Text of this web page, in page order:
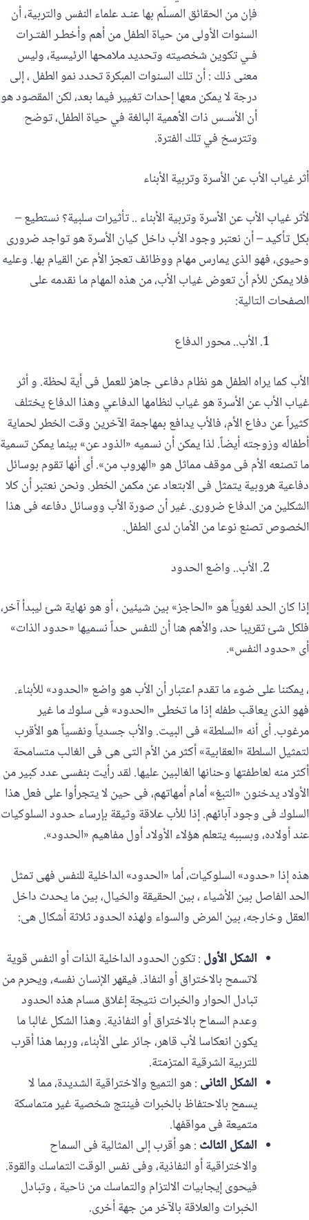
فإن من الحقائق المسلّم بها عنـد علماء النفس والتربية، أن
السنوات الأولى من حياة الطفل من أهم وأخطـر الفتـرات
فـي تكوين شخصيته وتحديد ملامحها الرئيسية، وليس
معنى ذلك : أن تلك السنوات المبكرة تحدد نمو الطفل ، إلى
درجة لا يمكن معها إحداث تغيير فيما بعد، لكن المقصود هو
أن الأسـس ذات الأهمية البالغة في حياة الطفل، توضح
وتترسخ في تلك الفترة.
أثر غياب الأب عن الأسرة وتربية الأبناء
لأثر غياب الأب عن الأسرة وتربية الأبناء .. تأثيرات سلبية؟ نستطيع –
بكل تأكيد – أن نعتبر وجود الأب داخل كيان الأسرة هو تواجد ضرورى
وحيوى، فهو الذى يمارس مهام ووظائف تعجز الأم عن القيام بها. وعليه
فلا يمكن للأم أن تعوض غياب الأب، من هذه المهام ما نقدمه على
الصفحات التالية:
الأب.. محور الدفاع
الأب كما يراه الطفل هو نظام دفاعى جاهز للعمل فى أية لحظة. و أثر
غياب الأب عن الأسرة هو غياب لنظامها الدفاعي وهذا الدفاع يختلف
كثيراً عن دفاع الأم، فالأب يدافع بمهاجمة الآخرين وقت الخطر لحماية
أطفاله وزوجته أيضاً. لذا يمكن أن نسميه «الذود عن» بينما يمكن تسمية
ما تصنعه الأم فى موقف مماثل هو «الهروب من». أى أنها تقوم بوسائل
دفاعية هروبية يتمثل فى الابتعاد عن مكمن الخطر. ونحن نعتبر أن كلا
الشكلين من الدفاع ضرورى. غير أن صورة الأب ووسائل دفاعه فى هذا
الخصوص تصنع نوعا من الأمان لدى الطفل.
الأب.. واضع الحدود
إذا كان الحد لغوياً هو «الحاجز» بين شيئين ، أو هو نهاية شئ ليبدأ آخر،
فلكل شئ تقريبا حد، والأهم هنا أن للنفس حداً نسميها «حدود الذات»
أى «حدود النفس».
، يمكننا على ضوء ما تقدم اعتبار أن الأب هو واضع «الحدود» للأبناء.
فهو الذى يعاقب طفله إذا ما تخطى «الحدود» فى سلوك ما غير
مرغوب. أى أنه «السلطة» فى البيت. والأب جسدياً ونفسياً هو الأقرب
لتمثيل السلطة «العقابية» أكثر من الأم التى هى فى الغالب متسامحة
أكثر منه لعاطفتها وحنانها الغالبين عليها. لقد رأيت بنفسى عدد كبير من
الأولاد يدخنون «التبغ» أمام أمهاتهم، فى حين لا يتجرأوا على فعل هذا
السلوك فى وجود آبائهم. إذا للأب علاقة وثيقة بإرساء حدود السلوكيات
عند أولاده، وبسببه يتعلم هؤلاء الأولاد أول مفاهيم «الحدود».
هذه إذا «حدود» السلوكيات، أما «الحدود» الداخلية للنفس فهى تمثل
الحد الفاصل بين الأشياء ، بين الحقيقة والخيال، بين ما يحدث داخل
العقل وخارجه، بين المرض والسواء ولهذه الحدود ثلاثة أشكال هى:
الشكل الأول: تكون الحدود الداخلية الذات أو النفس قوية
لاتسمح بالاختراق أو النفاذ. فيقهر الإنسان نفسه، ويحرم من
تبادل الحوار والخبرات نتيجة إغلاق مسام هذه الحدود
وعدم السماح بالاختراق أو النفاذية. وهذا الشكل غالبا ما
يكون انعكاسا لأب قاهر، جائر على الأبناء، وربما هذا أقرب
للتربية الشرقية المتزمتة.
الشكل الثانى: هو التميع والاختراقية الشديدة، مما لا
يسمح بالاحتفاظ بالخبرات فينتج شخصية غير متماسكة
متميعة فى مواقفها.
الشكل الثالث: هو أقرب إلى المثالية فى السماح
والاختراقية أو النفاذية، وفى نفس الوقت التماسك والقوة.
فيحوى إيجابيات الالتزام والتماسك من ناحية ، وتبادل
الخبرات والعلاقة بالآخر من جهة أخرى.